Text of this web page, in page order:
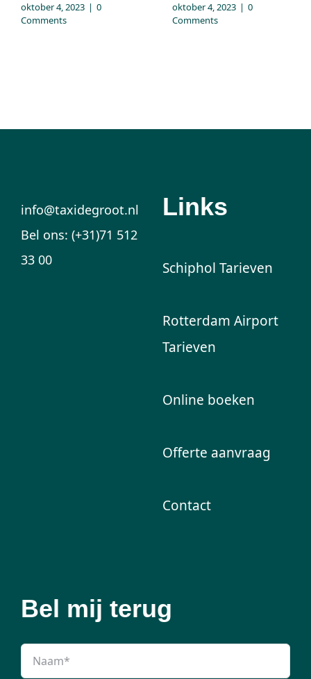
oktober 4, 2023 | 0
Comments
oktober 4, 2023 | 0
Comments
info@taxidegroot.nl
Bel ons: (+31)71 512
33 00
Links
Schiphol Tarieven
Rotterdam Airport
Tarieven
Online boeken
Offerte aanvraag
Contact
Bel mij terug